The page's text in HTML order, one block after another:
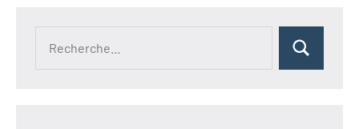
Rechercher